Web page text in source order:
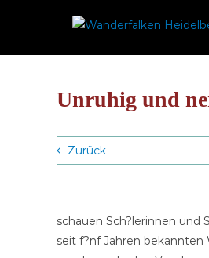
Unruhig und
Zurück
schauen Sch?lerinnen und
seit f?nf Jahren bekannten